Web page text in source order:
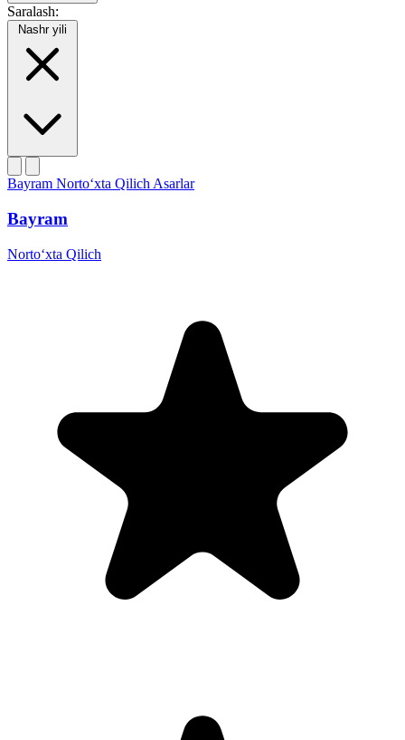
Saralash:
Nashr yili
Bayram Norto‘xta Qilich Asarlar
Bayram
Norto‘xta Qilich